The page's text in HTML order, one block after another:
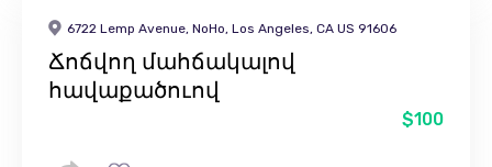
6722 Lemp Avenue, NoHo, Los Angeles, CA US 91606
Ճոճվող մահճակալով
հավաքածուով
$100